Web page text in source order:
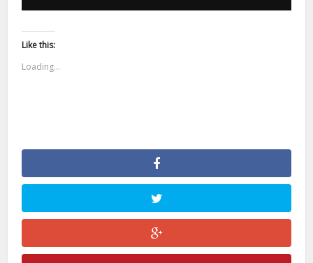
Like this:
Loading...